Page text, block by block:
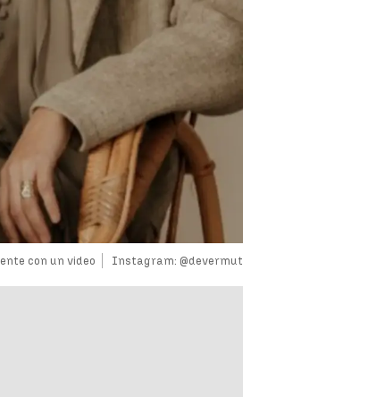
con un video Instagram: @devermut